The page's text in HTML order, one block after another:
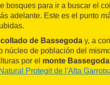
bosques para ir a buscar el
adelante. Este es el punto
collado de Bassegoda y, a
núcleo de población del
por el monte Bassegoda
Protegit de l'Alta